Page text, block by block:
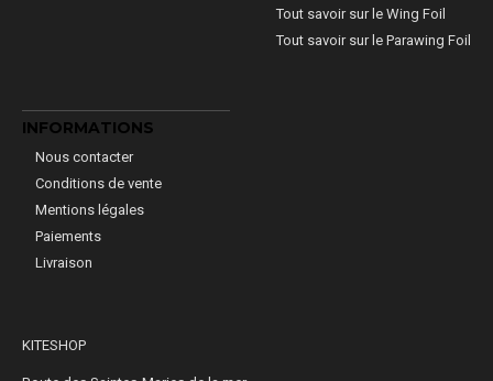
Tout savoir sur le Wing Foil
Tout savoir sur le Parawing Foil
INFORMATIONS
Nous contacter
Conditions de vente
Mentions légales
Paiements
Livraison
KITESHOP